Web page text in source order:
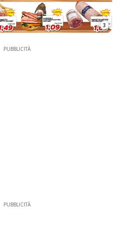
3
PUBBLICITÀ
PUBBLICITÀ